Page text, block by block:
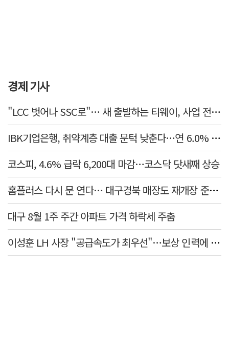
경제 기사
"LCC 벗어나 SSC로"… 새 출발하는 티웨이, 사업 전략 발표
IBK기업은행, 취약계층 대출 문턱 낮춘다…연 6.0% 'i-ONE 햇살론 특례보증' 비대면 출시
코스피, 4.6% 급락 6,200대 마감…코스닥 닷새째 상승
홈플러스 다시 문 연다… 대구경북 매장도 재개장 준비 돌입
대구 8월 1주 주간 아파트 가격 하락세 주춤
이성훈 LH 사장 "공급속도가 최우선"…보상 인력에 정규직보다 후한 대우